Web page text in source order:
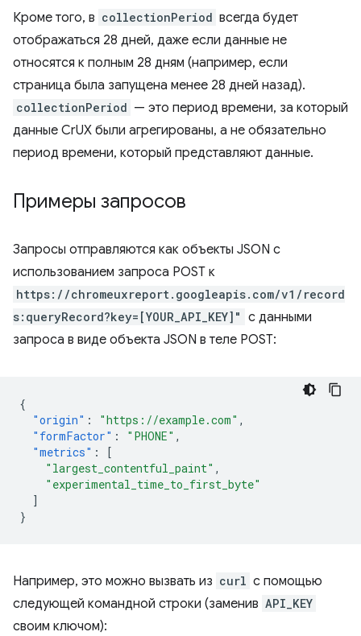
Кроме того, в collectionPeriod всегда будет
отображаться 28 дней, даже если данные не
относятся к полным 28 дням (например, если
страница была запущена менее 28 дней назад).
collectionPeriod — это период времени, за который
данные CrUX были агрегированы, а не обязательно
период времени, который представляют данные.
Примеры запросов
Запросы отправляются как объекты JSON с
использованием запроса POST к
https://chromeuxreport.googleapis.com/v1/record
s:queryRecord?key=[YOUR_API_KEY]" с данными
запроса в виде объекта JSON в теле POST:
{
"origin" : "https://example.com" ,
"formFactor" : "PHONE" ,
"metrics" :
[
"largest_contentful_paint" ,
"experimental_time_to_first_byte"
]
}
Например, это можно вызвать из curl с помощью
следующей командной строки (заменив API_KEY
своим ключом):